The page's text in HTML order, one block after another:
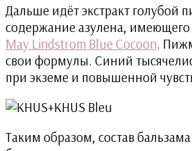
Дальше идёт экстракт
содержание азулена,
May Lindstrom Blue Cocoon.
свои формулы. Синий
при экземе и повышенной
Таким образом, состав